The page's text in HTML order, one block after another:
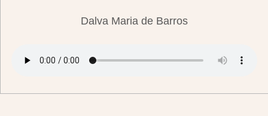
Dalva Maria de Barros